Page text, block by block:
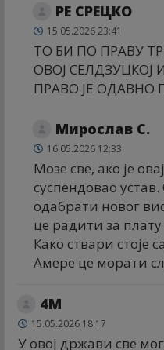
РЕ СРЕЦКО
15.05.2026 23:41
ТО БИ ПО ПРАВУ
ОВОЈ СЕЛДЗУЦКОЈ
ПРАВО ЈЕ ОДАВНО
Мирослав С.
16.05.2026 12:33
Мозе све, ако је
суспендовао
одабрати новог
це радити за
Како ствари стоје
Амере це морати
4М
15.05.2026 18:17
У овој држави све